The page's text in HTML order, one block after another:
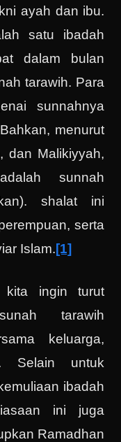
ayah dan ibu.
satu ibadah
dalam bulan
tarawih. Para
sunnahnya
menurut
dan Malikiyyah,
sunnah
shalat ini
serta
Islam.[1]
kita ingin turut
tarawih
keluarga,
Selain untuk
ibadah
ini juga
Ramadhan